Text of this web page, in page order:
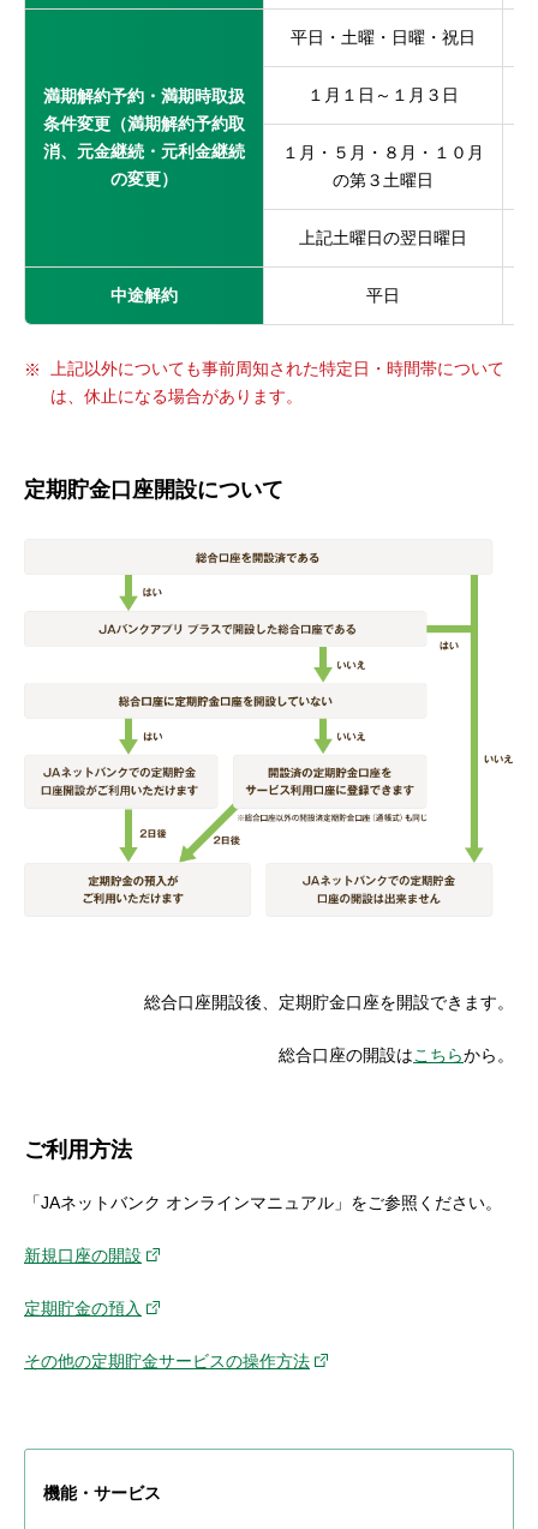
満期解約予約・満期時取扱
条件変更（満期解約予約取
消、元金継続・元利金継続
の変更）
平日・土曜・日曜・祝日
１月１日～１月３日
１月・５月・８月・１０月
の第３土曜日
上記土曜日の翌日曜日
中途解約 平日
上記以外についても事前周知された特定日・時間帯について
は、休止になる場合があります。
定期貯金口座開設について
総合口座開設後、定期貯金口座を開設できます。
総合口座の開設はこちらから。
ご利用方法
「JAネットバンク オンラインマニュアル」をご参照ください。
新規口座の開設
定期貯金の預入
その他の定期貯金サービスの操作方法
機能・サービス